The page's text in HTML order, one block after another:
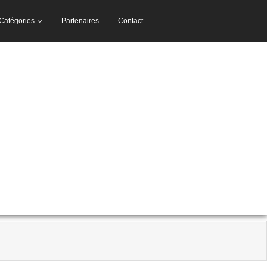
Partenaires Contact